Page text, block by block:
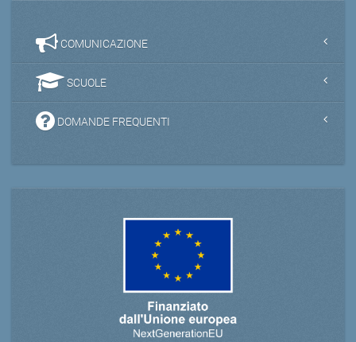
COMUNICAZIONE
SCUOLE
DOMANDE FREQUENTI